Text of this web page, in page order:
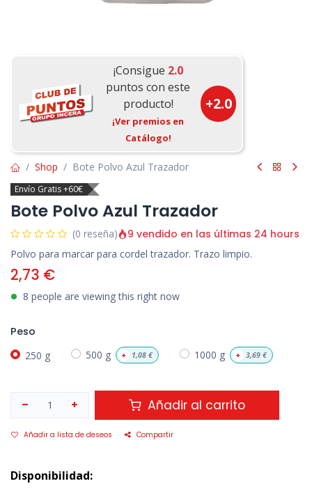
¡Consigue 2.0
puntos con este
producto!
¡Ver premios en
Catálogo!
+2.0
Shop Bote Polvo Azul Trazador
Envío Gratis +60€
Bote Polvo Azul Trazador
(0 reseña) 9 vendido en las últimas 24 hours
Polvo para marcar para cordel trazador. Trazo limpio.
2,73 €
8 people are viewing this right now
Peso
250 g 500 g + 1,08€ 1000 g + 3,69€
Añadir al carrito
Añadir a lista de deseos Compartir
Disponibilidad: